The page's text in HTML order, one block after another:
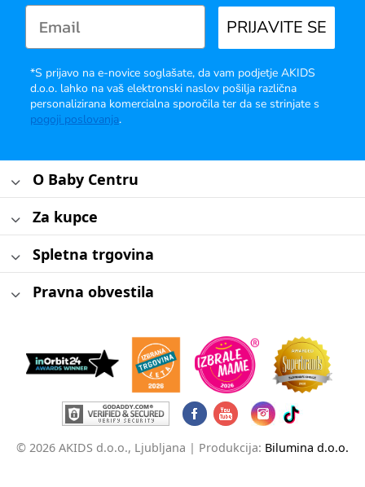
PRIJAVITE SE
*S prijavo na e-novice soglašate, da vam podjetje AKIDS
d.o.o. lahko na vaš elektronski naslov pošilja različna
personalizirana komercialna sporočila ter da se strinjate s
pogoji poslovanja.
O Baby Centru
Za kupce
Spletna trgovina
Pravna obvestila
© 2026 AKIDS d.o.o., Ljubljana | Produkcija: Bilumina d.o.o.